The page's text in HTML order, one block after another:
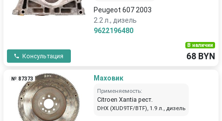
Peugeot 607 2003
2.2 л., дизель
9622196480
Консультация
В наличии
68 BYN
№ 87373 Маховик
Применяемость:
Citroen Xantia рест.
DHX (XUD9TF/BTF), 1.9 л., дизель